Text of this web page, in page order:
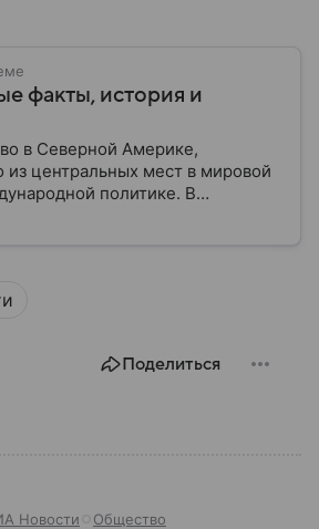
факты, история и
в Северной Америке,
центральных мест в мировой
политике. В
сведения об этой стране.
Поделиться
Новости Общество